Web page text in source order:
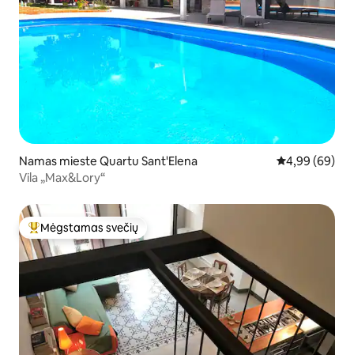
Namas mieste Quartu Sant'Elena Vidutinis
4,99 (69)
Vila „Max&Lory“
Svečių mėgstamiausias
Mėgstamas svečių